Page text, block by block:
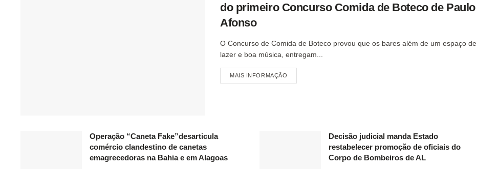
do primeiro Concurso Comida de Boteco de Paulo
Afonso
O Concurso de Comida de Boteco provou que os bares além de um espaço de
lazer e boa música, entregam...
MAIS INFORMAÇÃO
Operação “Caneta Fake”desarticula
comércio clandestino de canetas
emagrecedoras na Bahia e em Alagoas
Decisão judicial manda Estado
restabelecer promoção de oficiais do
Corpo de Bombeiros de AL